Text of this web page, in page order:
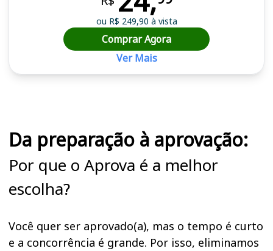
ou R$ 249,90 à vista
Comprar Agora
Ver Mais
Da preparação à aprovação:
Por que o Aprova é a melhor
escolha?
Você quer ser aprovado(a), mas o tempo é curto
e a concorrência é grande. Por isso, eliminamos